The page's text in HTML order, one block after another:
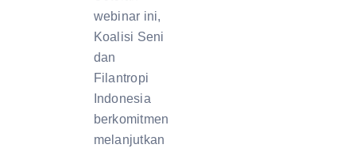
webinar ini,
Koalisi Seni
dan
Filantropi
Indonesia
berkomitmen
melanjutkan